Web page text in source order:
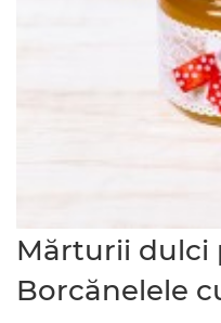
Mărturii dulci
Borcănelele